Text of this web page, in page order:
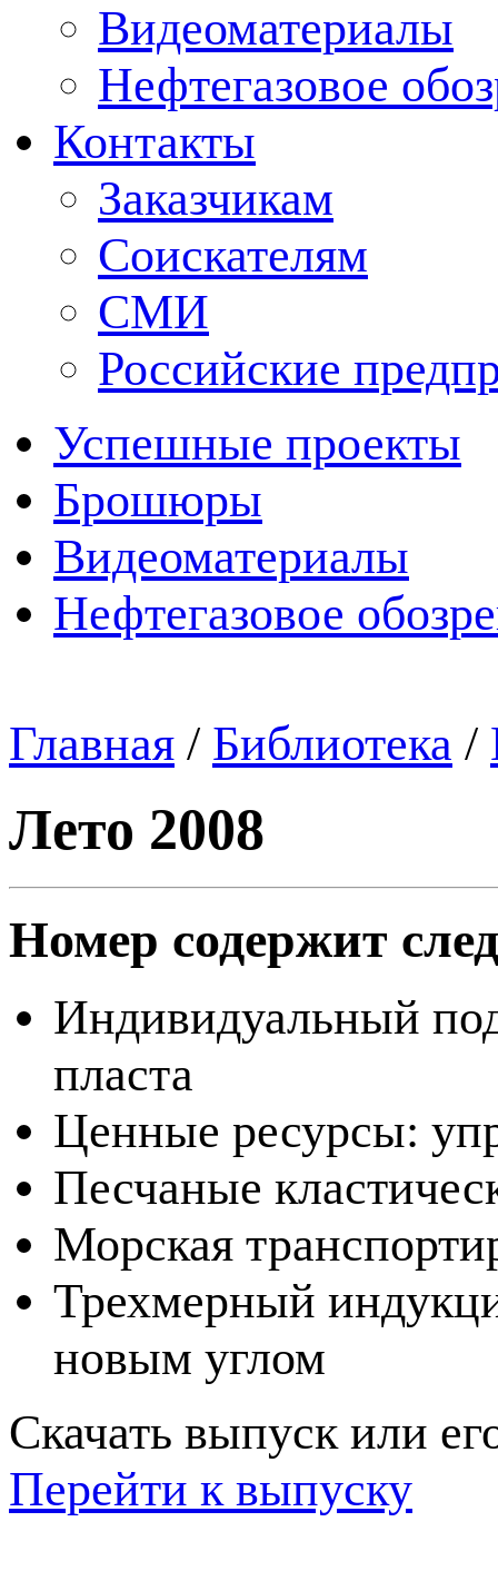
Видеоматериалы
Нефтегазовое
Контакты
Заказчикам
Соискателям
СМИ
Российские
Успешные проекты
Брошюры
Видеоматериалы
Нефтегазовое
Главная / Библиотека /
Лето 2008
Номер содержит
Индивидуальный
пласта
Ценные ресурсы:
Песчаные
Морская
Трехмерный
новым углом
Скачать выпуск или
Перейти к выпуску